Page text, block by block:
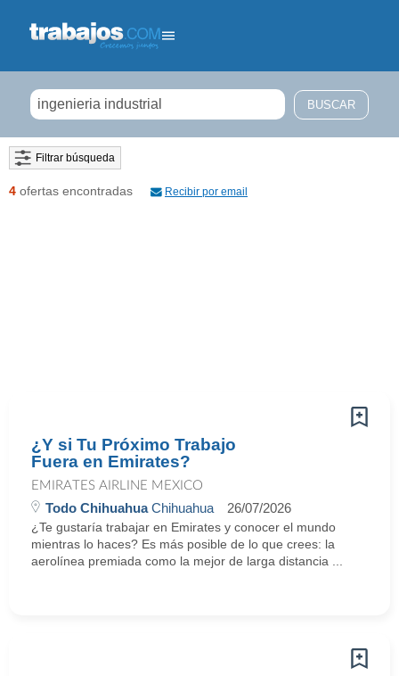
Filtrar búsqueda
4 ofertas encontradas Recibir por email
¿Y si Tu Próximo Trabajo
Fuera en Emirates?
EMIRATES AIRLINE MEXICO
Todo ChihuahuaChihuahua 26/07/2026
¿Te gustaría trabajar en Emirates y conocer el mundo
mientras lo haces? Es más posible de lo que crees: la
aerolínea premiada como la mejor de larga distancia ...